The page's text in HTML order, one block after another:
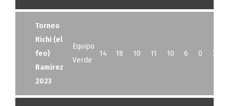
Torneo
Richi (el
feo)
Ramirez
2023
Equipo
Verde
14 18 10 11 10 6 0 2